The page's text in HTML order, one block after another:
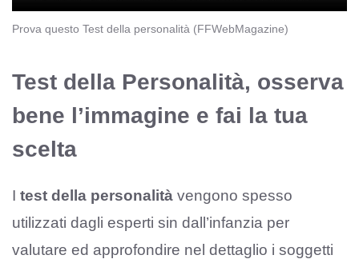
Prova questo Test della personalità (FFWebMagazine)
Test della Personalità, osserva
bene l’immagine e fai la tua
scelta
I test della personalità vengono spesso
utilizzati dagli esperti sin dall’infanzia per
valutare ed approfondire nel dettaglio i soggetti